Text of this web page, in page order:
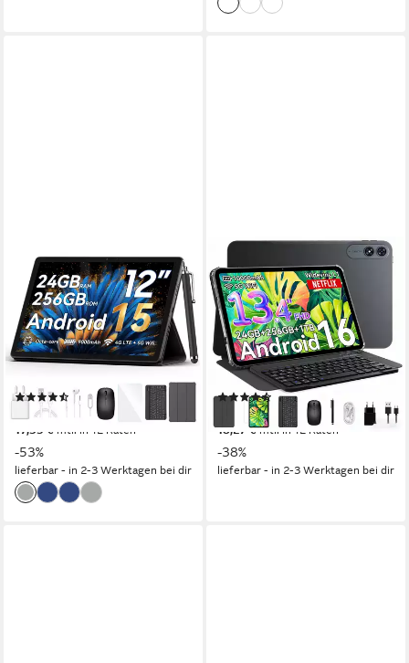
BLACKVIEW
12,1 " Mega2 Android 15 4G
LTE 2,4K 8GB/12GB+256GB
Tablet
12 Zoll Bildschirmdiagonale
256 GB Speichergröße
(52)
ab 189,99 € UVP 399,99 €
17,35 € mtl. in 12 Raten
-53%
lieferbar - in 2-3 Werktagen bei dir
T60Pro 13.4" Android 16
10000mAh mit Tastatur Maus
Kopfhörer Stift Tablet
13.4 Zoll Bildschirmdiagonale
256 GB Speichergröße
1920x1200 px Bildschirmauflösung
(22)
199,99 € UVP
319,99 €
18,27 €mtl. in 12 Raten
-38%
lieferbar - in 2-3 Werktagen bei dir